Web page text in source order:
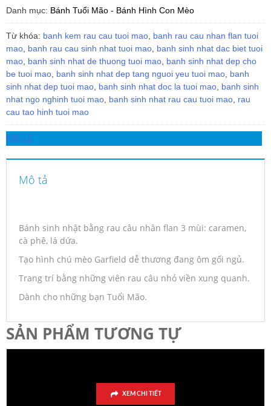
Danh mục: Bánh Tuổi Mão - Bánh Hình Con Mèo
Từ khóa: banh kem rau cau tuoi mao banh rau cau nhan flan tuoi
mao banh rau cau sinh nhat tuoi mao banh sinh nhat dac biet tuoi
mao banh sinh nhat de thuong tuoi mao banh sinh nhat dep cho
be tuoi mao banh sinh nhat dep tang nguoi yeu tuoi mao banh
sinh nhat dep tuoi mao banh sinh nhat doc la tuoi mao banh sinh
nhat ngo nghinh tuoi mao banh sinh nhat rau cau tuoi mao rau
cau tao hinh tuoi mao
Mô tả
Mô tả
Bánh sinh nhật bằng rau câu nhân flan 3 mùi: caramen,
cà phê, lá dứa.
Tạo hình chú mèo Garfield dễ thương đang ôm gối ngủ.
Trang trí bằng những viên rau câu nhỏ viền xung quanh.
Dành cho những bạn Tuổi Mão.
SẢN PHẨM TƯƠNG TỰ
XEM CHI TIẾT